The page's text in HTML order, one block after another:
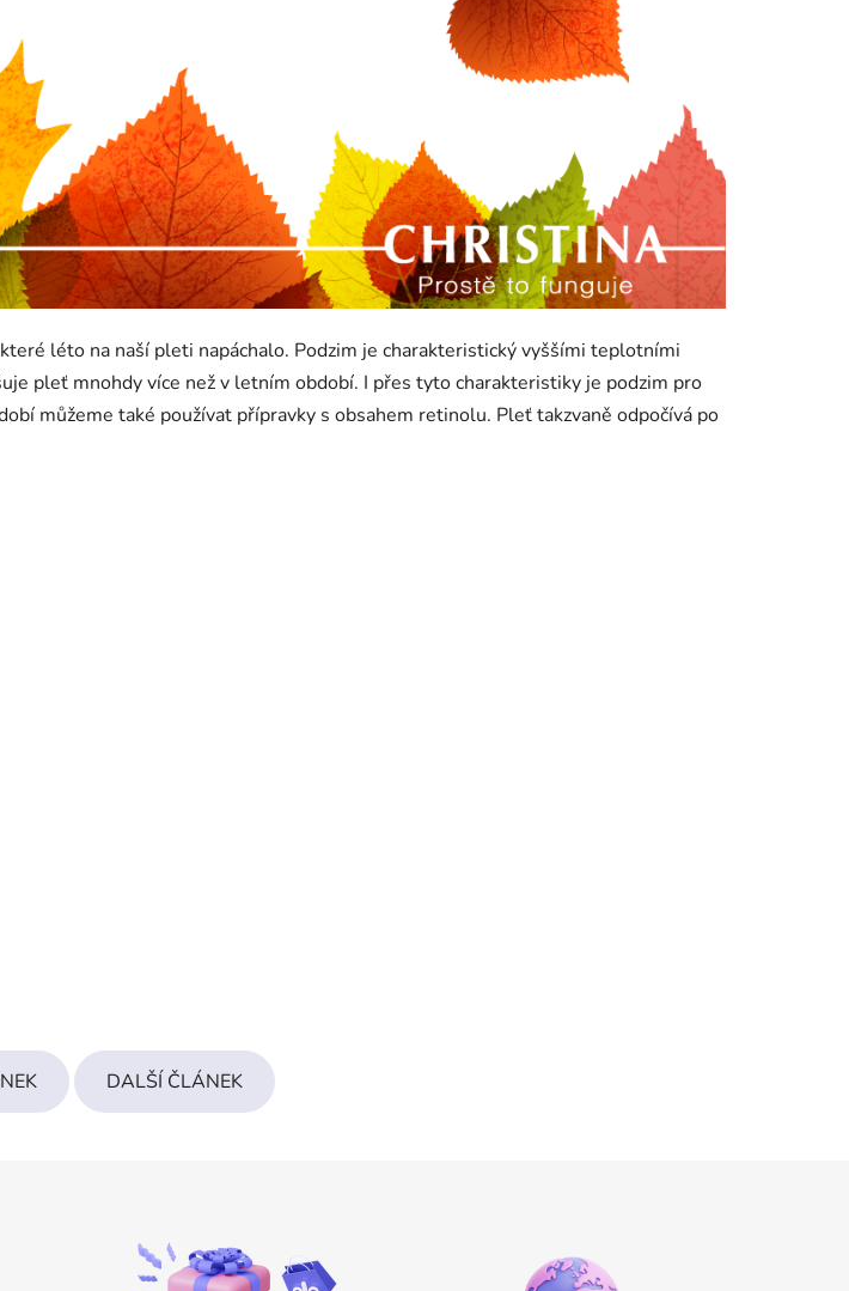
léto na naší pleti napáchalo. Podzim je charakteristický vyššími teplotními
pleť mnohdy více než v letním období. I přes tyto charakteristiky je podzim pro
můžeme také používat přípravky s obsahem retinolu. Pleť takzvaně odpočívá po
DALŠÍ ČLÁNEK